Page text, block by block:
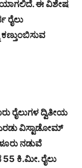
ಈ ವಿಶೇಷ
ರೈಲುಗಳ ದ್ವಿತೀಯ
ವಿಸ್ಟಾಡೋಮ್
ನಡುವೆ
ಕಿ.ಮೀ. ರೈಲು